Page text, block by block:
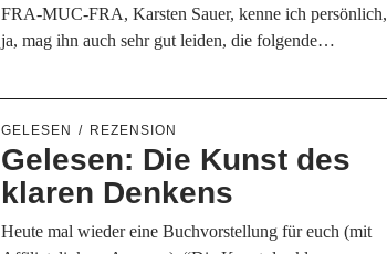
FRA-MUC-FRA, Karsten Sauer, kenne ich persönlich,
ja, mag ihn auch sehr gut leiden, die folgende…
GELESEN REZENSION
Gelesen: Die Kunst des
klaren Denkens
Heute mal wieder eine Buchvorstellung für euch (mit